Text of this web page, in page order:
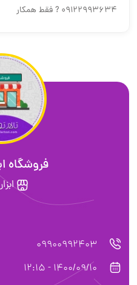
? فقط همکار
فروشگاه ابزار فروش
ابزار فروش
1400/09/10 -